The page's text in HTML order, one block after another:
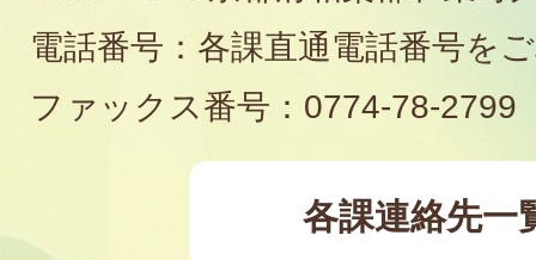
場
電話番号：各課直通電話番号を
ファックス番号：0774-78-2799
各課連絡先一